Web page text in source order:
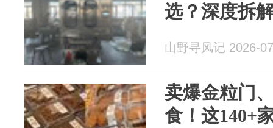
选？深度拆
山野寻风记 2026-
卖爆金粒门
食！这140+